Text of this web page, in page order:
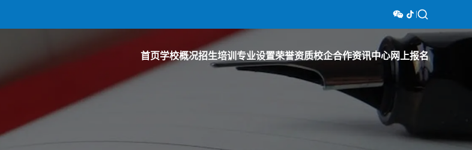
首页学校概况招生培训 专业设置荣誉资质校企合作资讯中心网上报名